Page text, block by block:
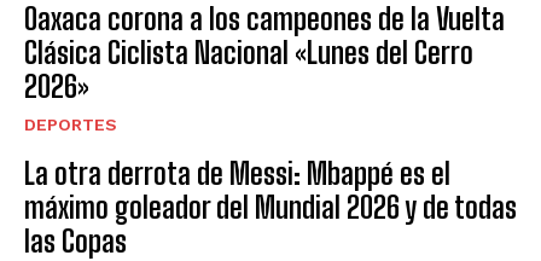
Oaxaca corona a los campeones de la Vuelta
Clásica Ciclista Nacional «Lunes del Cerro
2026»
DEPORTES
La otra derrota de Messi: Mbappé es el
máximo goleador del Mundial 2026 y de todas
las Copas